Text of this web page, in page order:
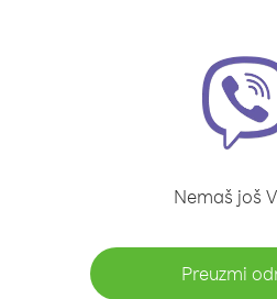
Nemaš još
Preuzmi